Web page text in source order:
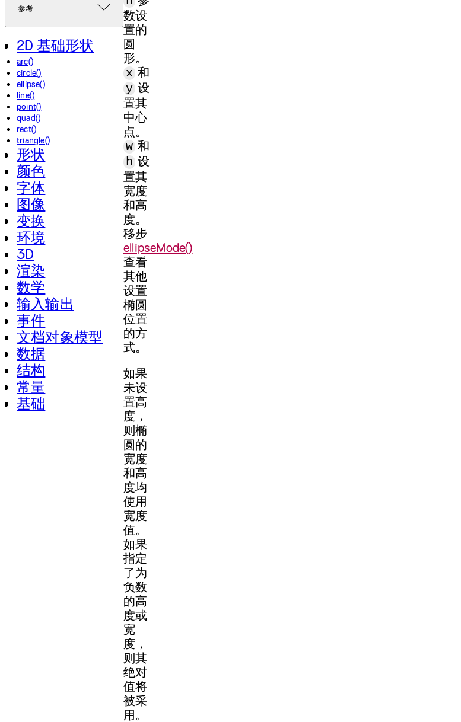
参考
2D 基础形状
arc()
circle()
ellipse()
line()
point()
quad()
rect()
triangle()
形状
颜色
字体
图像
变换
环境
3D
渲染
数学
输入输出
事件
文档对象模型
数据
结构
常量
基础
数设
置的
圆
形。
x 和
y 设
置其
中心
点。
w 和
h 设
置其
宽度
和高
度。
移步
ellipseMode()
查看
其他
设置
椭圆
位置
的方
式。
如果
未设
置高
度，
则椭
圆的
宽度
和高
度均
使用
宽度
值。
如果
指定
了为
负数
的高
度或
宽
度，
则其
绝对
值将
被采
用。